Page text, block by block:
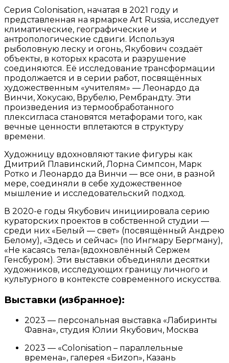
Серия Colonisation, начатая в 2021 году и
представленная на ярмарке Art Russia, исследует
климатические, географические и
антропологические сдвиги. Используя
рыболовную леску и огонь, Якубович создаёт
объекты, в которых красота и разрушение
соединяются. Её исследование трансформации
продолжается и в серии работ, посвящённых
художественным «учителям» — Леонардо да
Винчи, Хокусаю, Врубелю, Рембрандту. Эти
произведения из термообработанного
плексигласа становятся метафорами того, как
вечные ценности вплетаются в структуру
времени.
Художницу вдохновляют такие фигуры как
Дмитрий Плавинский, Лорна Симпсон, Марк
Ротко и Леонардо да Винчи — все они, в разной
мере, соединяли в себе художественное
мышление и исследовательский подход.
В 2020-е годы Якубович инициировала серию
кураторских проектов в собственной студии —
среди них «Белый — свет» (посвящённый Андрею
Белому), «Здесь и сейчас» (по Ингмару Бергману),
«Не касаясь тела»(вдохновлённый Сержем
Генсбуром). Эти выставки объединяли десятки
художников, исследующих границу личного и
культурного в контексте современного искусства.
Выставки (избранное):
2023 — персональная выставка «Лабиринты
Фавна», студия Юлии Якубович, Москва
2023 — «Colonisation – параллельные
времена», галерея «Биzon», Казань